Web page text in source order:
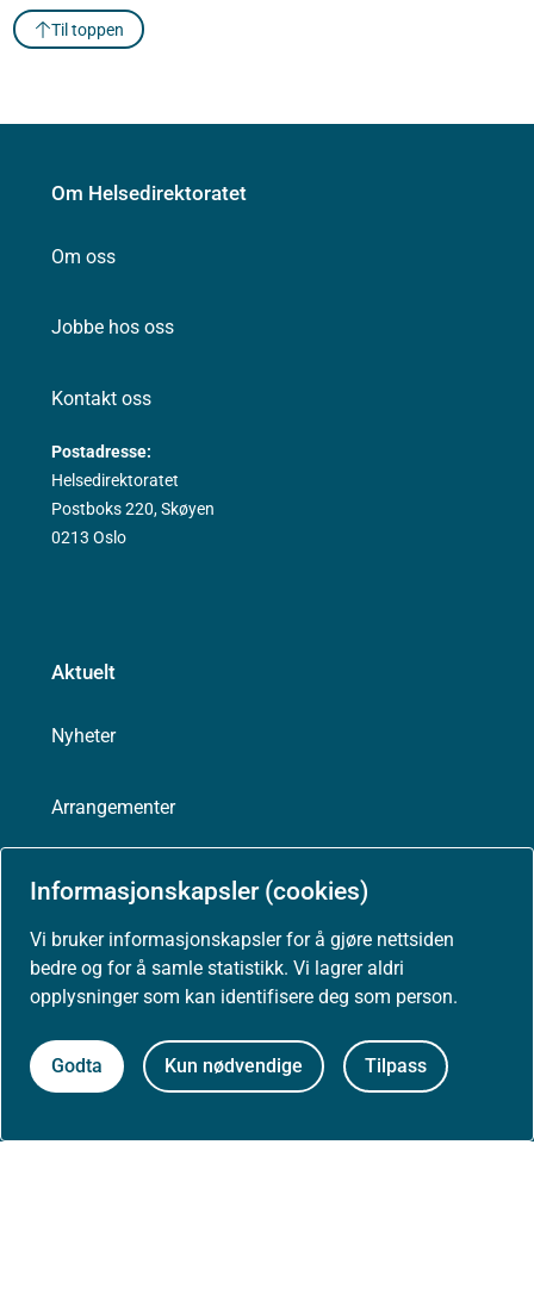
Informasjonskapsler (cookies)
Vi bruker informasjonskapsler for å gjøre nettsiden
bedre og for å samle statistikk. Vi lagrer aldri
opplysninger som kan identifisere deg som person.
Godta Kun nødvendige Tilpass
Til toppen
Om Helsedirektoratet
Om oss
Jobbe hos oss
Kontakt oss
Postadresse:
Helsedirektoratet
Postboks 220, Skøyen
0213 Oslo
Aktuelt
Nyheter
Arrangementer
Høringer
Presse
Om nettstedet